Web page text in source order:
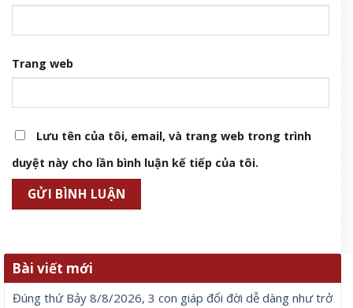
Trang web
Lưu tên của tôi, email, và trang web trong trình
duyệt này cho lần bình luận kế tiếp của tôi.
Bài viết mới
Đúng thứ Bảy 8/8/2026, 3 con giáp đổi đời dễ dàng như trở